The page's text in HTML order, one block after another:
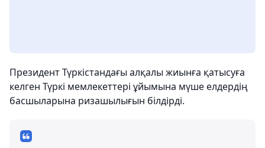
Президент Түркістандағы алқалы жиынға қатысуға
келген Түркі мемлекеттері ұйымына мүше елдердің
басшыларына ризашылығын білдірді.